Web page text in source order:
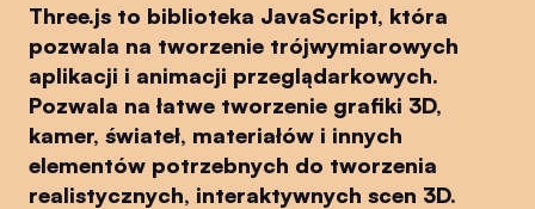
Three.js to biblioteka JavaScript, która
pozwala na tworzenie trójwymiarowych
aplikacji i animacji przeglądarkowych.
Pozwala na łatwe tworzenie grafiki 3D,
kamer, świateł, materiałów i innych
elementów potrzebnych do tworzenia
realistycznych, interaktywnych scen 3D.